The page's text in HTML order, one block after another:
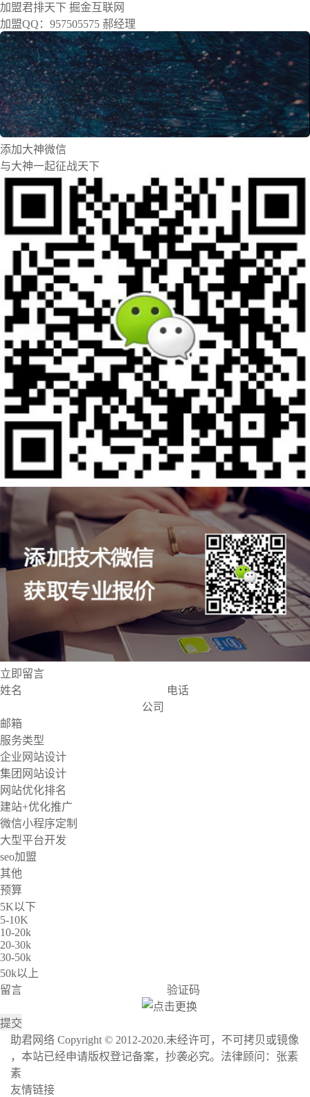
加盟君排天下 掘金互联网
加盟QQ：957505575 郝经理
添加大神微信
与大神一起征战天下
立即留言
姓名
电话
公司
邮箱
服务类型
企业网站设计
集团网站设计
网站优化排名
建站+优化推广
微信小程序定制
大型平台开发
seo加盟
其他
预算
5K以下
5-10K
10-20k
20-30k
30-50k
50k以上
留言
验证码
助君网络 Copyright © 2012-2020.未经许可，不可拷贝或镜像
，本站已经申请版权登记备案，抄袭必究。法律顾问：张素
素
友情链接